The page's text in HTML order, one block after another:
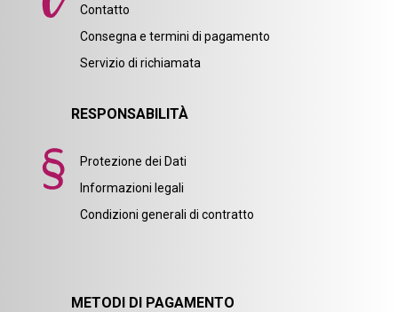
Contatto
Consegna e termini di pagamento
Servizio di richiamata
RESPONSABILITÀ
Protezione dei Dati
Informazioni legali
Condizioni generali di contratto
METODI DI PAGAMENTO